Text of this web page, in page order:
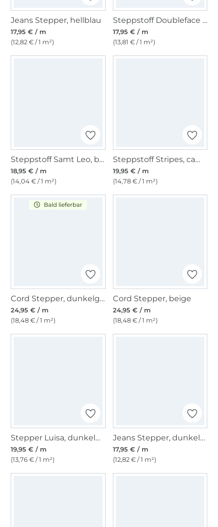
Jeans Stepper, hellblau
17,95 € / m
(12,82 € / 1 m²)
Steppstoff Doubleface Enjoy Sorbet Beach Abstract Flowers, gelb
17,95 € / m
(13,81 € / 1 m²)
Steppstoff Samt Leo, braun
18,95 € / m
(14,04 € / 1 m²)
Steppstoff Stripes, camel
19,95 € / m
(14,78 € / 1 m²)
Bald lieferbar
Cord Stepper, dunkelgrün
24,95 € / m
(18,48 € / 1 m²)
Cord Stepper, beige
24,95 € / m
(18,48 € / 1 m²)
Stepper Luisa, dunkelblau
19,95 € / m
(13,76 € / 1 m²)
Jeans Stepper, dunkelblau
17,95 € / m
(12,82 € / 1 m²)